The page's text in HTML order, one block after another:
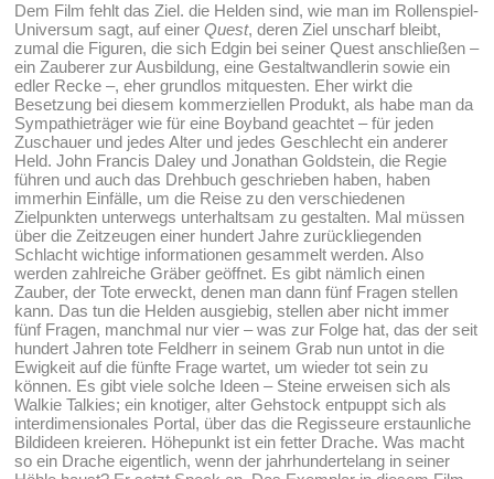
Dem Film fehlt das Ziel. die Helden sind, wie man im Rollenspiel-
Universum sagt, auf einerQuest, deren Ziel unscharf bleibt,
zumal die Figuren, die sich Edgin bei seiner Quest anschließen –
ein Zauberer zur Ausbildung, eine Gestaltwandlerin sowie ein
edler Recke –, eher grundlos mitquesten. Eher wirkt die
Besetzung bei diesem kommerziellen Produkt, als habe man da
Sympathieträger wie für eine Boyband geachtet – für jeden
Zuschauer und jedes Alter und jedes Geschlecht ein anderer
Held. John Francis Daley und Jonathan Goldstein, die Regie
führen und auch das Drehbuch geschrieben haben, haben
immerhin Einfälle, um die Reise zu den verschiedenen
Zielpunkten unterwegs unterhaltsam zu gestalten. Mal müssen
über die Zeitzeugen einer hundert Jahre zurückliegenden
Schlacht wichtige informationen gesammelt werden. Also
werden zahlreiche Gräber geöffnet. Es gibt nämlich einen
Zauber, der Tote erweckt, denen man dann fünf Fragen stellen
kann. Das tun die Helden ausgiebig, stellen aber nicht immer
fünf Fragen, manchmal nur vier – was zur Folge hat, das der seit
hundert Jahren tote Feldherr in seinem Grab nun untot in die
Ewigkeit auf die fünfte Frage wartet, um wieder tot sein zu
können. Es gibt viele solche Ideen – Steine erweisen sich als
Walkie Talkies; ein knotiger, alter Gehstock entpuppt sich als
interdimensionales Portal, über das die Regisseure erstaunliche
Bildideen kreieren. Höhepunkt ist ein fetter Drache. Was macht
so ein Drache eigentlich, wenn der jahrhundertelang in seiner